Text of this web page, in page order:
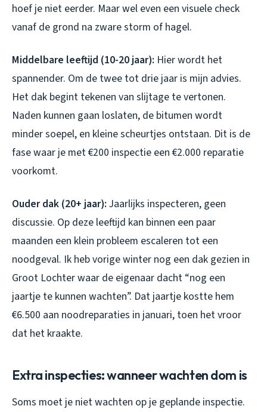
hoef je niet eerder. Maar wel even een visuele check
vanaf de grond na zware storm of hagel.
Middelbare leeftijd (10-20 jaar): Hier wordt het
spannender. Om de twee tot drie jaar is mijn advies.
Het dak begint tekenen van slijtage te vertonen.
Naden kunnen gaan loslaten, de bitumen wordt
minder soepel, en kleine scheurtjes ontstaan. Dit is de
fase waar je met €200 inspectie een €2.000 reparatie
voorkomt.
Ouder dak (20+ jaar): Jaarlijks inspecteren, geen
discussie. Op deze leeftijd kan binnen een paar
maanden een klein probleem escaleren tot een
noodgeval. Ik heb vorige winter nog een dak gezien in
Groot Lochter waar de eigenaar dacht “nog een
jaartje te kunnen wachten”. Dat jaartje kostte hem
€6.500 aan noodreparaties in januari, toen het vroor
dat het kraakte.
Extra inspecties: wanneer wachten dom is
Soms moet je niet wachten op je geplande inspectie.